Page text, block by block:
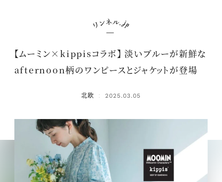
【ムーミン×kippisコラボ】 淡いブルーが新鮮な
afternoon柄のワンピースとジャケットが登場
北欧 ： 2025.03.05